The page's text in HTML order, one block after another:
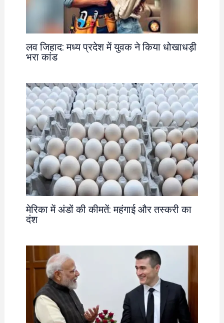
लव जिहाद: मध्य प्रदेश में युवक ने किया धोखाधड़ी
भरा कांड
मेरिका में अंडों की कीमतें: महंगाई और तस्करी का
दंश